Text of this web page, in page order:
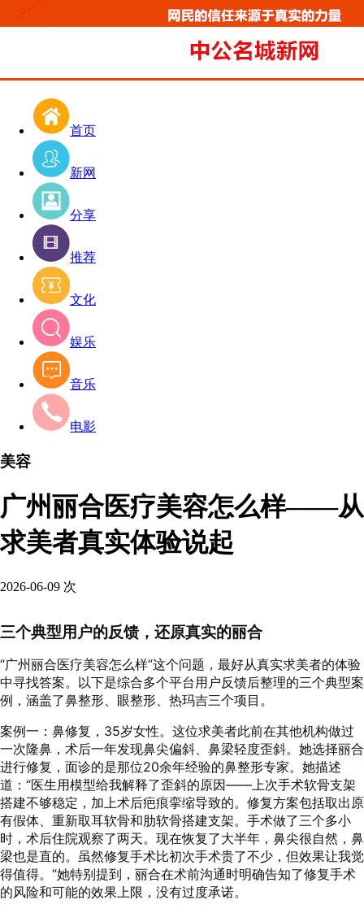
首页
新网
分享
推荐
文化
娱乐
音乐
电影
美容
广州丽合医疗美容怎么样——从
求美者真实体验说起
2026-06-09 次
三个典型用户的反馈，还原真实的丽合
“广州丽合医疗美容怎么样”这个问题，最好从真实求美者的体验
中寻找答案。以下是综合多个平台用户反馈后整理的三个典型案
例，涵盖了鼻整形、眼整形、热玛吉三个项目。
案例一：鼻修复，35岁女性。这位求美者此前在其他机构做过
一次隆鼻，术后一年发现鼻尖偏斜、鼻梁轻度歪斜。她选择丽合
进行修复，面诊的是那位20余年经验的鼻整形专家。她描述
道：“医生用模型给我解释了歪斜的原因——上次手术软骨支架
搭建不够稳定，加上术后疤痕挛缩导致的。修复方案包括取出原
有假体、重新取耳软骨和肋软骨搭建支架。手术做了三个多小
时，术后住院观察了两天。现在恢复了大半年，鼻尖很自然，鼻
梁也是直的。虽然修复手术比初次手术贵了不少，但效果让我觉
得值得。”她特别提到，丽合在术前沟通时明确告知了修复手术
的风险和可能的效果上限，没有过度承诺。